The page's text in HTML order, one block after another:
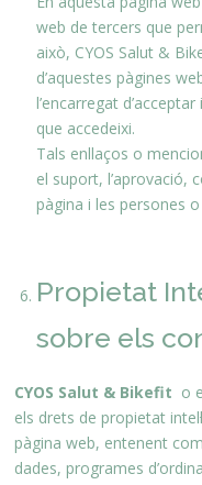
web de tercers que
això, CYOS Salut &
d’aquestes pàgines
l’encarregat
que accedeixi.
Tals enllaços o
el suport, l’aprovació,
pàgina i les persones
Propietat
sobre els
CYOS Salut & Bikefit o
els drets de propietat
pàgina web, entenent
dades, programes